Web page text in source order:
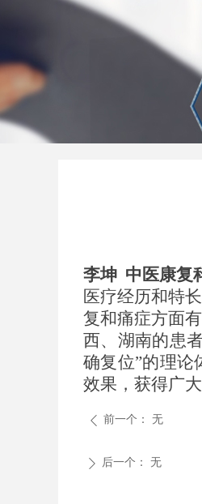
李坤 中医康复
医疗经历和特
复和痛症方面
西、湖南的患
确复位”的理论
效果，获得广
ꄴ 前一个： 无
ꄲ 后一个： 无